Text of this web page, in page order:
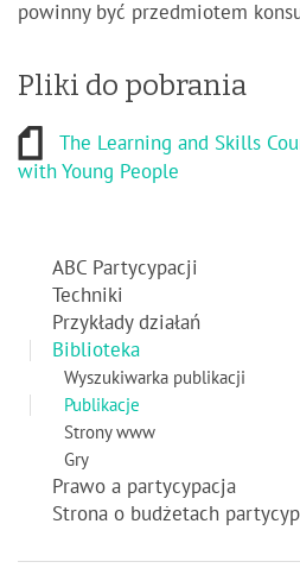
powinny być przedmiotem
Pliki do pobrania
The Learning and Skills
with Young People
ABC Partycypacji
Techniki
Przykłady działań
Biblioteka
Wyszukiwarka publikacji
Publikacje
Strony www
Gry
Prawo a partycypacja
Strona o budżetach